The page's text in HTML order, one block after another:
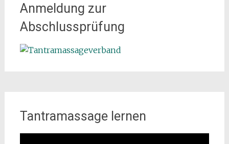
Anmeldung zur
Abschlussprüfung
Tantramassage lernen